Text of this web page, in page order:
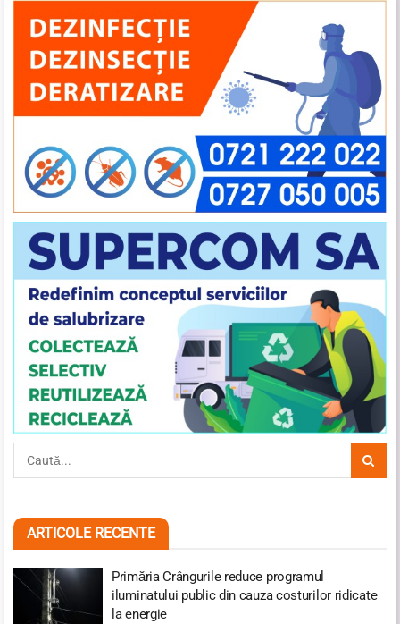
ARTICOLE RECENTE
Primăria Crângurile reduce programul
iluminatului public din cauza costurilor ridicate
la energie